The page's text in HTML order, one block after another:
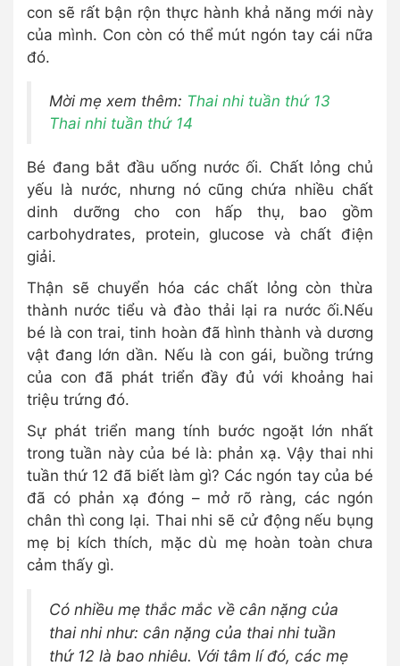
con sẽ rất bận rộn thực hành khả năng mới này
của mình. Con còn có thể mút ngón tay cái nữa
đó.
Mời mẹ xem thêm: Thai nhi tuần thứ 13
Thai nhi tuần thứ 14
Bé đang bắt đầu uống nước ối. Chất lỏng chủ
yếu là nước, nhưng nó cũng chứa nhiều chất
dinh dưỡng cho con hấp thụ, bao gồm
carbohydrates, protein, glucose và chất điện
giải.
Thận sẽ chuyển hóa các chất lỏng còn thừa
thành nước tiểu và đào thải lại ra nước ối.Nếu
bé là con trai, tinh hoàn đã hình thành và dương
vật đang lớn dần. Nếu là con gái, buồng trứng
của con đã phát triển đầy đủ với khoảng hai
triệu trứng đó.
Sự phát triển mang tính bước ngoặt lớn nhất
trong tuần này của bé là: phản xạ. Vậy thai nhi
tuần thứ 12 đã biết làm gì? Các ngón tay của bé
đã có phản xạ đóng – mở rõ ràng, các ngón
chân thì cong lại. Thai nhi sẽ cử động nếu bụng
mẹ bị kích thích, mặc dù mẹ hoàn toàn chưa
cảm thấy gì.
Có nhiều mẹ thắc mắc về cân nặng của
thai nhi như: cân nặng của thai nhi tuần
thứ 12 là bao nhiêu. Với tâm lí đó, các mẹ